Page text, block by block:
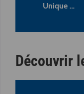
Unique …
Découvrir